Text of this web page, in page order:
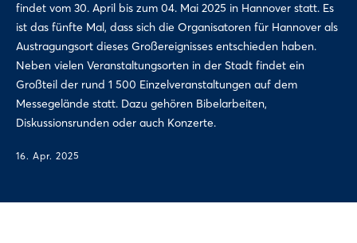
findet vom 30. April bis zum 04. Mai 2025 in Hannover statt. Es
ist das fünfte Mal, dass sich die Organisatoren für Hannover als
Austragungsort dieses Großereignisses entschieden haben.
Neben vielen Veranstaltungsorten in der Stadt findet ein
Großteil der rund 1 500 Einzelveranstaltungen auf dem
Messegelände statt. Dazu gehören Bibelarbeiten,
Diskussionsrunden oder auch Konzerte.
16. Apr. 2025